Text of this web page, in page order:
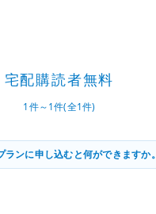
宅配購読者無料
1件～1件(全1件)
ンに申し込むと何ができますか。